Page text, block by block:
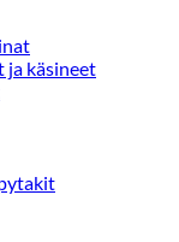
ja käsineet